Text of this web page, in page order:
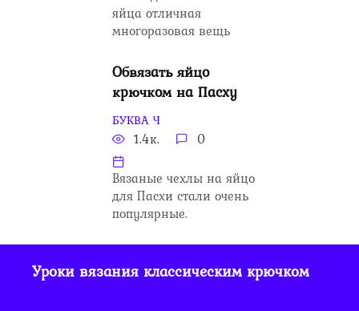
яйца отличная
многоразовая вещь
Обвязать яйцо
крючком на Пасху
БУКВА Ч
1.4к. 0
Вязаные чехлы на яйцо
для Пасхи стали очень
популярные.
Уроки вязания классическим крючком